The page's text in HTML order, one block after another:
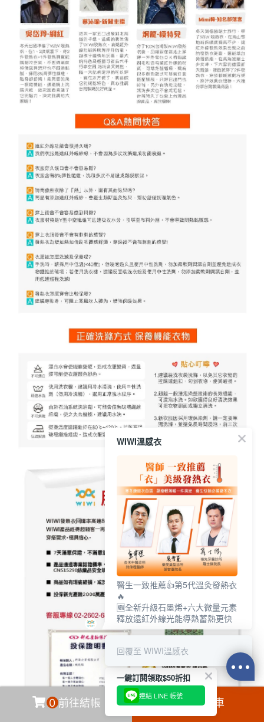
0 前往結帳 加入購物車
一鍵訂閱領取$50折扣
連結 LINE 帳號
WIWI溫感衣
醫生一致推薦👍第5代溫灸發熱衣
🔥
🆕全新升級石墨烯+六大微量元素
釋放遠紅外線光能導熱蓄熱更快
回覆至 WIWI溫感衣